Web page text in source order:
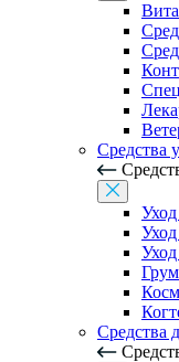
Средства
Средства